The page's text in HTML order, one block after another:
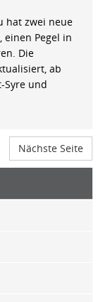
hat zwei neue
einen Pegel in
Die
ab
Syre und
Nächste Seite